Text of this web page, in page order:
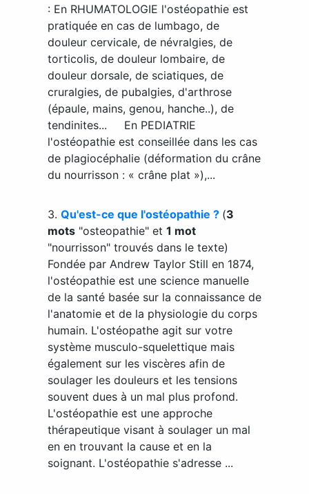
: En RHUMATOLOGIE l'ostéopathie est
pratiquée en cas de lumbago, de
douleur cervicale, de névralgies, de
torticolis, de douleur lombaire, de
douleur dorsale, de sciatiques, de
cruralgies, de pubalgies, d'arthrose
(épaule, mains, genou, hanche..), de
tendinites... En PEDIATRIE
l'ostéopathie est conseillée dans les cas
de plagiocéphalie (déformation du crâne
du nourrisson : « crâne plat »),...
3. Qu'est-ce que l'ostéopathie ? (3
mots "osteopathie" et 1 mot
"nourrisson" trouvés dans le texte)
Fondée par Andrew Taylor Still en 1874,
l'ostéopathie est une science manuelle
de la santé basée sur la connaissance de
l'anatomie et de la physiologie du corps
humain. L'ostéopathe agit sur votre
système musculo-squelettique mais
également sur les viscères afin de
soulager les douleurs et les tensions
souvent dues à un mal plus profond.
L'ostéopathie est une approche
thérapeutique visant à soulager un mal
en en trouvant la cause et en la
soignant. L'ostéopathie s'adresse ...